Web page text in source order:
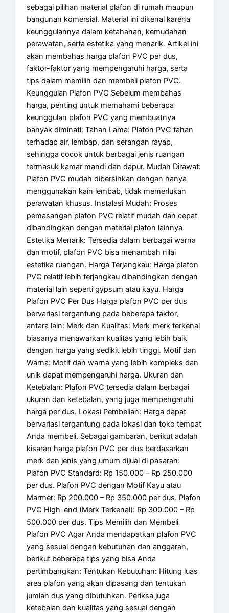
sebagai pilihan material plafon di rumah maupun
bangunan komersial. Material ini dikenal karena
keunggulannya dalam ketahanan, kemudahan
perawatan, serta estetika yang menarik. Artikel ini
akan membahas harga plafon PVC per dus,
faktor-faktor yang mempengaruhi harga, serta
tips dalam memilih dan membeli plafon PVC.
Keunggulan Plafon PVC Sebelum membahas
harga, penting untuk memahami beberapa
keunggulan plafon PVC yang membuatnya
banyak diminati: Tahan Lama: Plafon PVC tahan
terhadap air, lembap, dan serangan rayap,
sehingga cocok untuk berbagai jenis ruangan
termasuk kamar mandi dan dapur. Mudah Dirawat:
Plafon PVC mudah dibersihkan dengan hanya
menggunakan kain lembab, tidak memerlukan
perawatan khusus. Instalasi Mudah: Proses
pemasangan plafon PVC relatif mudah dan cepat
dibandingkan dengan material plafon lainnya.
Estetika Menarik: Tersedia dalam berbagai warna
dan motif, plafon PVC bisa menambah nilai
estetika ruangan. Harga Terjangkau: Harga plafon
PVC relatif lebih terjangkau dibandingkan dengan
material lain seperti gypsum atau kayu. Harga
Plafon PVC Per Dus Harga plafon PVC per dus
bervariasi tergantung pada beberapa faktor,
antara lain: Merk dan Kualitas: Merk-merk terkenal
biasanya menawarkan kualitas yang lebih baik
dengan harga yang sedikit lebih tinggi. Motif dan
Warna: Motif dan warna yang lebih kompleks dan
unik dapat mempengaruhi harga. Ukuran dan
Ketebalan: Plafon PVC tersedia dalam berbagai
ukuran dan ketebalan, yang juga mempengaruhi
harga per dus. Lokasi Pembelian: Harga dapat
bervariasi tergantung pada lokasi dan toko tempat
Anda membeli. Sebagai gambaran, berikut adalah
kisaran harga plafon PVC per dus berdasarkan
merk dan jenis yang umum dijual di pasaran:
Plafon PVC Standard: Rp 150.000 – Rp 250.000
per dus. Plafon PVC dengan Motif Kayu atau
Marmer: Rp 200.000 – Rp 350.000 per dus. Plafon
PVC High-end (Merk Terkenal): Rp 300.000 – Rp
500.000 per dus. Tips Memilih dan Membeli
Plafon PVC Agar Anda mendapatkan plafon PVC
yang sesuai dengan kebutuhan dan anggaran,
berikut beberapa tips yang bisa Anda
pertimbangkan: Tentukan Kebutuhan: Hitung luas
area plafon yang akan dipasang dan tentukan
jumlah dus yang dibutuhkan. Periksa juga
ketebalan dan kualitas yang sesuai dengan